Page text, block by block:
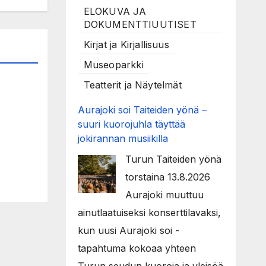
ELOKUVA JA
DOKUMENTTIUUTISET
Kirjat ja Kirjallisuus
Museoparkki
Teatterit ja Näytelmät
Aurajoki soi Taiteiden yönä –
suuri kuorojuhla täyttää
jokirannan musiikilla
Turun Taiteiden yönä
torstaina 13.8.2026
Aurajoki muuttuu
ainutlaatuiseksi konserttilavaksi,
kun uusi Aurajoki soi -
tapahtuma kokoaa yhteen